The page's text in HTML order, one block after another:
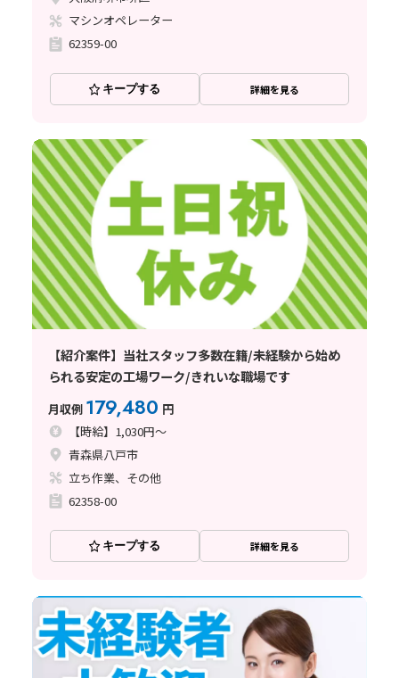
マシンオペレーター
62359-00
キープする 詳細を見る
【紹介案件】当社スタッフ多数在籍/未経験から始め
られる安定の工場ワーク/きれいな職場です
月収例 179,480 円
【時給】1,030円～
青森県八戸市
立ち作業、その他
62358-00
キープする 詳細を見る